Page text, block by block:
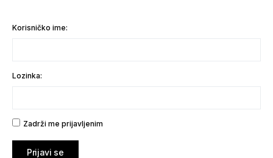
Korisničko ime:
Lozinka:
Zadrži me prijavljenim
Prijavi se